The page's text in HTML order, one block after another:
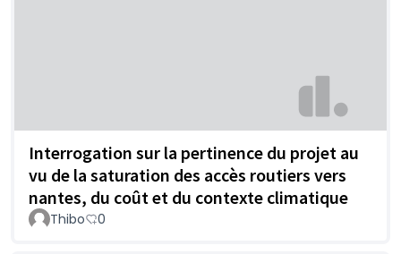
Interrogation sur la pertinence du projet au
vu de la saturation des accès routiers vers
nantes, du coût et du contexte climatique
Thibo 0